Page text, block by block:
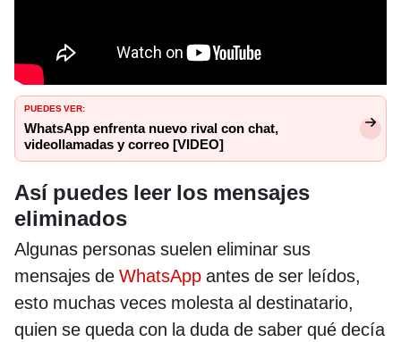
PUEDES VER:
WhatsApp enfrenta nuevo rival con chat,
videollamadas y correo [VIDEO]
Así puedes leer los mensajes
eliminados
Algunas personas suelen eliminar sus
mensajes de WhatsApp antes de ser leídos,
esto muchas veces molesta al destinatario,
quien se queda con la duda de saber qué decía